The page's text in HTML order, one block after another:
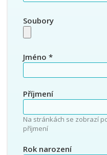
Soubory
Jméno *
Příjmení
Na stránkách se zobrazí
příjmení
Rok narození